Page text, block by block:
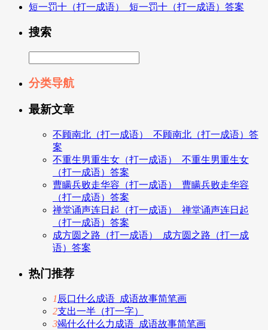
短一罚十（打一成语）_短一罚十（打一成语）答案
搜索
分类导航
最新文章
不顾南北（打一成语）_不顾南北（打一成语）答
案
不重生男重生女（打一成语）_不重生男重生女
（打一成语）答案
曹瞒兵败走华容（打一成语）_曹瞒兵败走华容
（打一成语）答案
禅堂诵声连日起（打一成语）_禅堂诵声连日起
（打一成语）答案
成方圆之路（打一成语）_成方圆之路（打一成
语）答案
热门推荐
1 辰口什么成语_成语故事简笔画
2支出一半（打一字）
3竭什么什么力成语_成语故事简笔画